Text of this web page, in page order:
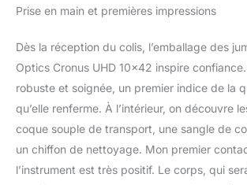
aplatissant de
nettes et plus
d'un bord à
revêtement
prisme
reflète plus de
lumière à vos
donnant une
Prise en main et premières impressions
Dès la réception du colis, l’emballage des
Optics Cronus UHD 10×42 inspire
robuste et soignée, un premier indice de la
qu’elle renferme. À l’intérieur, on découvre
coque souple de transport, une sangle de
un chiffon de nettoyage. Mon premier
l’instrument est très positif. Le corps, qui